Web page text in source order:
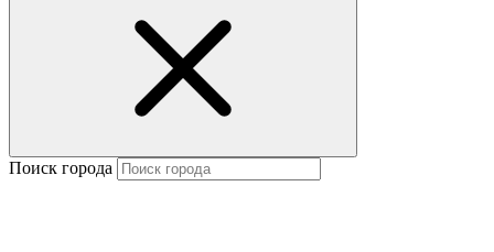
Поиск города